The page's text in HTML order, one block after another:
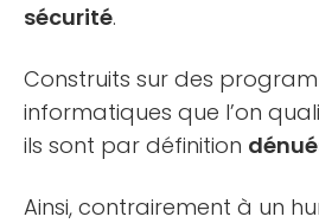
sécurité.
Construits sur des
informatiques que l’on
ils sont par définition
Ainsi, contrairement à un